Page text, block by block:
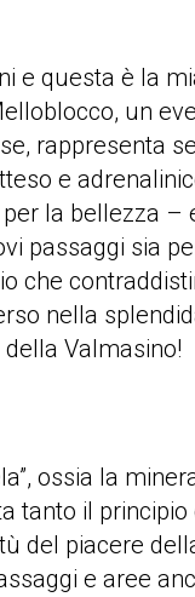
e questa è la
un
rappresenta
e
la bellezza –
passaggi sia
che
nella
Valmasino!
ossia la
tanto il
del piacere
e aree